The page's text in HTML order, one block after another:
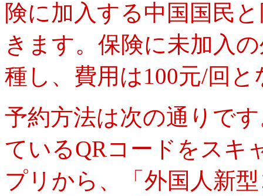
険に加入する中国国民
きます。保険に未加入
種し、費用は100元/回
予約方法は次の通りで
ているQRコードをスキ
プリから、「外国人新